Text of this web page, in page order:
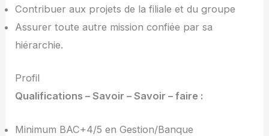
Contribuer aux projets de la filiale et du groupe
Assurer toute autre mission confiée par sa
hiérarchie.
Profil
Qualifications – Savoir – Savoir – faire :
Minimum BAC+4/5 en Gestion/Banque